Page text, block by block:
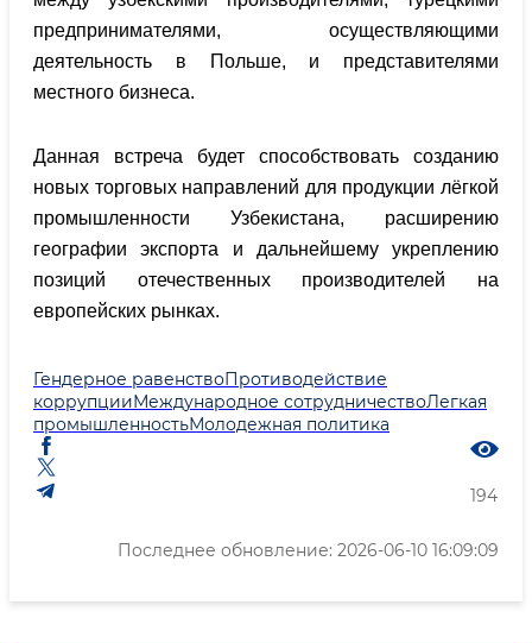
предпринимателями, осуществляющими
деятельность в Польше, и представителями
местного бизнеса.
Данная встреча будет способствовать созданию
новых торговых направлений для продукции лёгкой
промышленности Узбекистана, расширению
географии экспорта и дальнейшему укреплению
позиций отечественных производителей на
европейских рынках.
Гендерное равенствоПротиводействие
коррупцииМеждународное сотрудничествоЛегкая
промышленностьМолодежная политика
194
Последнее обновление: 2026-06-10 16:09:09